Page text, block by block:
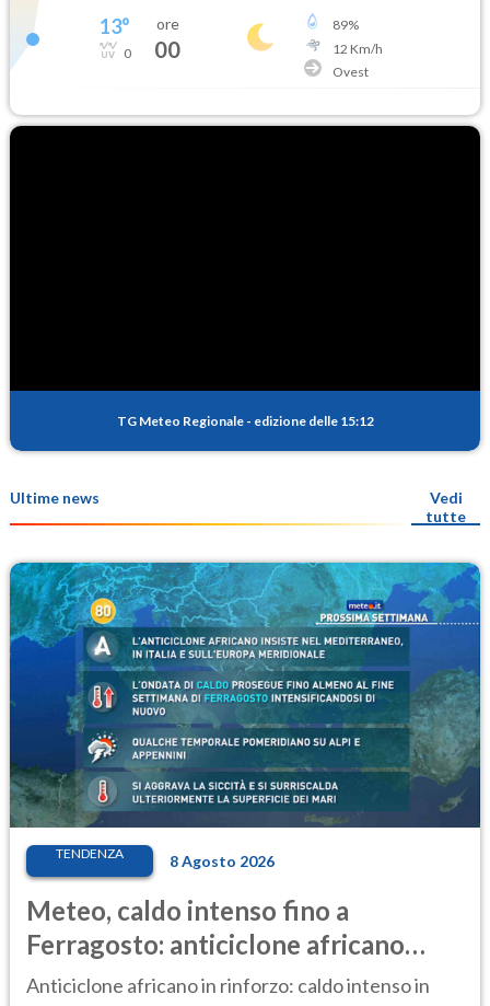
13°
0
ore
00
89%
12 Km/h
Ovest
TG Meteo Regionale - edizione delle 15:12
Ultime news
Vedi
tutte
TENDENZA 8 Agosto 2026
Meteo, caldo intenso fino a
Ferragosto: anticiclone africano
ancora protagonista
Anticiclone africano in rinforzo: caldo intenso in